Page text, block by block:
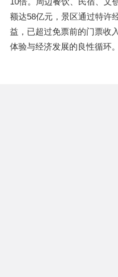
额达58亿元，景区通过特许
益，已超过免票前的门票收
体验与经济发展的良性循环。